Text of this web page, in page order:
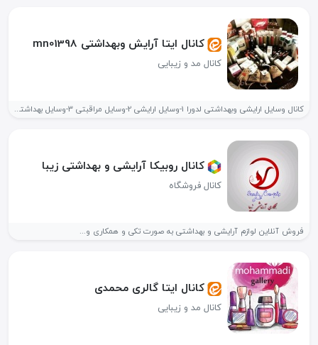
کانال ایتا آرایش وبهداشتی mn01398
کانال مد و زیبایی
کانال وسایل ارایشی وبهداشتی لدورا 1-وسایل ارایشی 2-وسایل مراقبتی 3-وسایل بهداشتی 4-وسایل...
کانال روبیکا آرایشی و بهداشتی زیبا
کانال فروشگاه
فروش آنلاین لوازم آرایشی و بهداشتی به صورت تکی و همکاری و...
کانال ایتا گالری محمدی
کانال مد و زیبایی